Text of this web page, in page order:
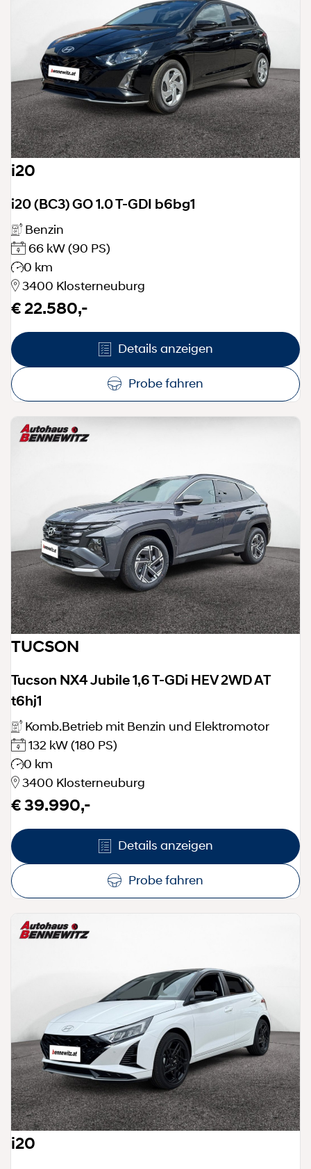
i20
i20 (BC3) GO 1.0 T-GDI b6bg1
Benzin
66 kW(90 PS)
0 km
3400 Klosterneuburg
€ 22.580,-
Details anzeigen
Probe fahren
TUCSON
Tucson NX4 Jubile 1,6 T-GDi HEV 2WD AT
t6hj1
Komb.Betrieb mit Benzin und Elektromotor
132 kW(180 PS)
0 km
3400 Klosterneuburg
€ 39.990,-
Details anzeigen
Probe fahren
i20